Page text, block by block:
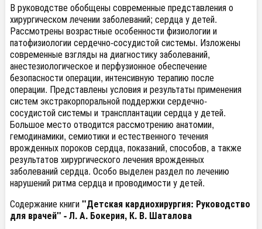
В руководстве обобщены современные представления о
хирургическом лечении заболеваний; сердца у детей.
Рассмотрены возрастные особенности физиологии и
патофизиологии сердечно-сосудистой системы. Изложены
современные взгляды на диагностику заболеваний,
анестезиологическое и перфузионное обеспечение
безопасности операции, интенсивную терапию после
операции. Представлены условия и результаты применения
систем экстракорпоральной поддержки сердечно-
сосудистой системы и трансплантации сердца у детей.
Большое место отводится рассмотрению анатомии,
гемодинамики, семиотики и естественного течения
врожденных пороков сердца, показаний, способов, а также
результатов хирургического лечения врожденных
заболеваний сердца. Особо выделен раздел по лечению
нарушений ритма сердца и проводимости у детей.
Содержание книги"Детская кардиохирургия: Руководство
для врачей" - Л. А. Бокерия, К. В. Шаталова